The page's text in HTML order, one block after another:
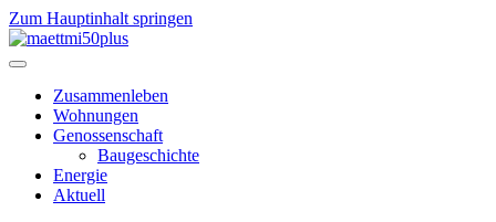
Zum Hauptinhalt springen
Zusammenleben
Wohnungen
Genossenschaft
Baugeschichte
Energie
Aktuell